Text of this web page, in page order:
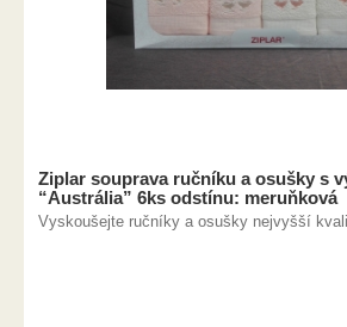
Ziplar souprava ručníku a osušky s
“Austrália” 6ks odstínu: meruňková
Vyskoušejte ručníky a osušky nejvyšší